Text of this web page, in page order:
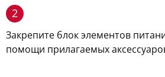
2
Закрепите блок элементов
помощи прилагаемых